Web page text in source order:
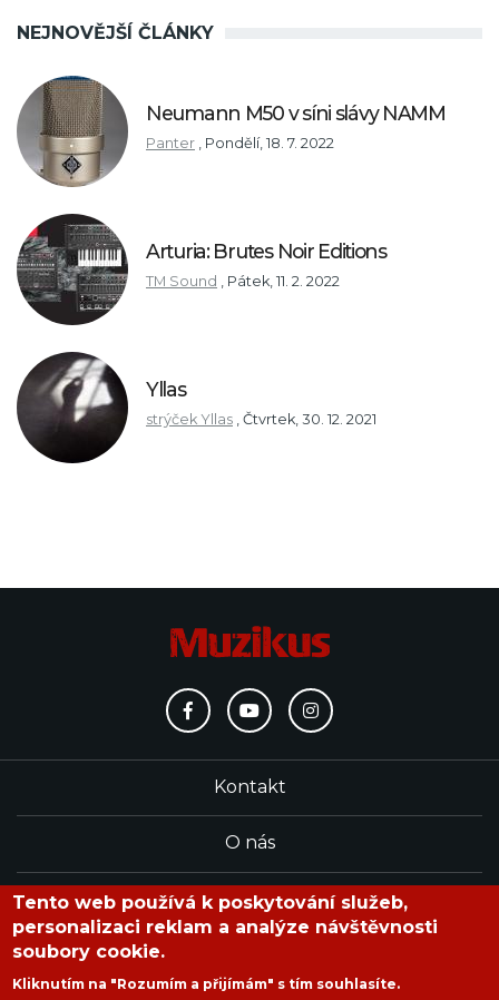
NEJNOVĚJŠÍ ČLÁNKY
Neumann M50 v síni slávy NAMM
Panter , Pondělí, 18. 7. 2022
Arturia: Brutes Noir Editions
TM Sound , Pátek, 11. 2. 2022
Yllas
strýček Yllas , Čtvrtek, 30. 12. 2021
Kontakt
O nás
Redakce
Tento web používá k poskytování služeb,
personalizaci reklam a analýze návštěvnosti
soubory cookie.
Kliknutím na "Rozumím a přijímám" s tím souhlasíte.